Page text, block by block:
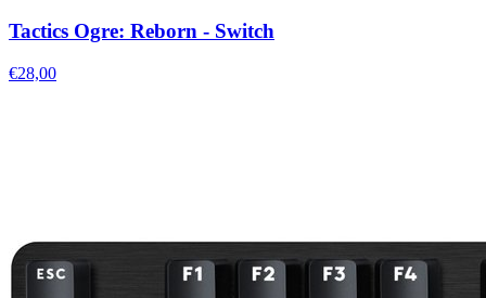
Tactics Ogre: Reborn - Switch
€28,00